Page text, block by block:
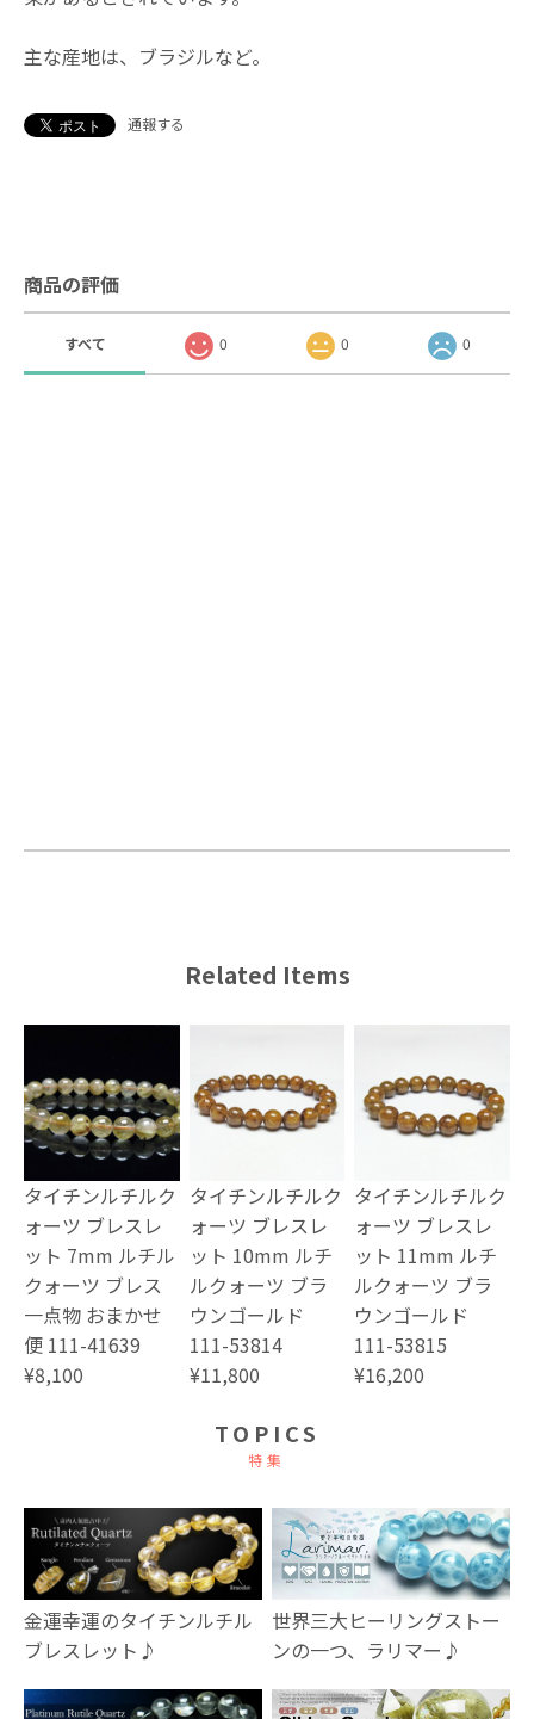
主な産地は、ブラジルなど。
通報する
商品の評価
すべて 0 0 0
Related Items
タイチンルチルク
ォーツ ブレスレ
ット 7mm ルチル
クォーツ ブレス
一点物 おまかせ
便 111-41639
¥8,100
タイチンルチルク
ォーツ ブレスレ
ット 10mm ルチ
ルクォーツ ブラ
ウンゴールド
111-53814
¥11,800
タイチンルチルク
ォーツ ブレスレ
ット 11mm ルチ
ルクォーツ ブラ
ウンゴールド
111-53815
¥16,200
TOPICS
特集
金運幸運のタイチンルチル
ブレスレット♪
世界三大ヒーリングストー
ンの一つ、ラリマー♪